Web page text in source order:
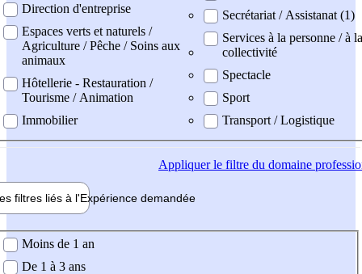
Direction d'entreprise
Espaces verts et naturels /
Agriculture / Pêche / Soins aux
animaux
Hôtellerie - Restauration /
Tourisme / Animation
Immobilier
Secrétariat / Assistanat (1)
Services à la personne / à la
collectivité
Spectacle
Sport
Transport / Logistique
Appliquerle filtre du domaine
filtres liés à l'Expérience demandée
demandée
Moins de 1 an
De 1 à 3 ans